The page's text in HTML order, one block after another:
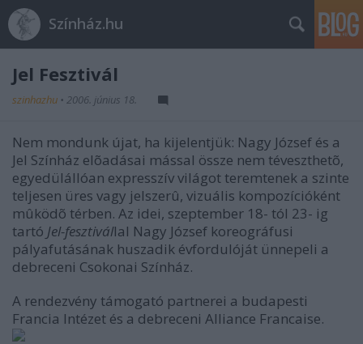
Színház.hu
Jel Fesztivál
szinhazhu • 2006. június 18.
Nem mondunk újat, ha kijelentjük: Nagy József és a
Jel Színház elõadásai mással össze nem téveszthetõ,
egyedülállóan expresszív világot teremtenek a szinte
teljesen üres vagy jelszerû, vizuális kompozícióként
mûködõ térben. Az idei, szeptember 18- tól 23- ig
tartó Jel-fesztivállal Nagy József koreográfusi
pályafutásának huszadik évfordulóját ünnepeli a
debreceni Csokonai Színház.
A rendezvény támogató partnerei a budapesti
Francia Intézet és a debreceni Alliance Francaise.